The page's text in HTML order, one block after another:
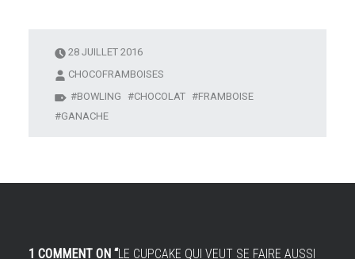
FOODISTA#1
28 JUILLET 2016
CHOCOFRAMBOISES
BOWLING
CHOCOLAT
FRAMBOISE
GANACHE
1 COMMENT ON “LE CUPCAKE QUI VEUT SE FAIRE AUSSI